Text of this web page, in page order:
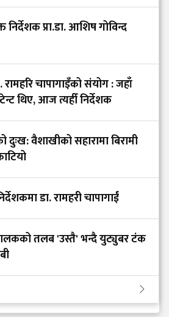
प्रा.डा. आशिष गोविन्द
रामहरि चापागाइँको संयोग : जहाँ
थिए, आज त्यहीँ निर्देशक
वैशाखीको सहारामा बिरामी
डा. रामहरी चापागाईं
तलब 'उस्तै' भन्दै युट्युबर टंक